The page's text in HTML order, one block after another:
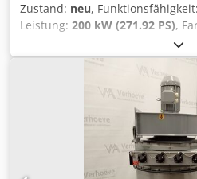
Zustand: neu, Funktionsfähigkeit:
Leistung: 200 kW (271.92 PS),
,
darauf ausgelegt, höchste
Brechleistung zu bieten und
den primären Einsatz in
Sie sind in der Lage, eine breite
verarbeiten – von weichstem
härtesten Granit- und
Konstruktion, das hohe
spezielle Backengeometrie